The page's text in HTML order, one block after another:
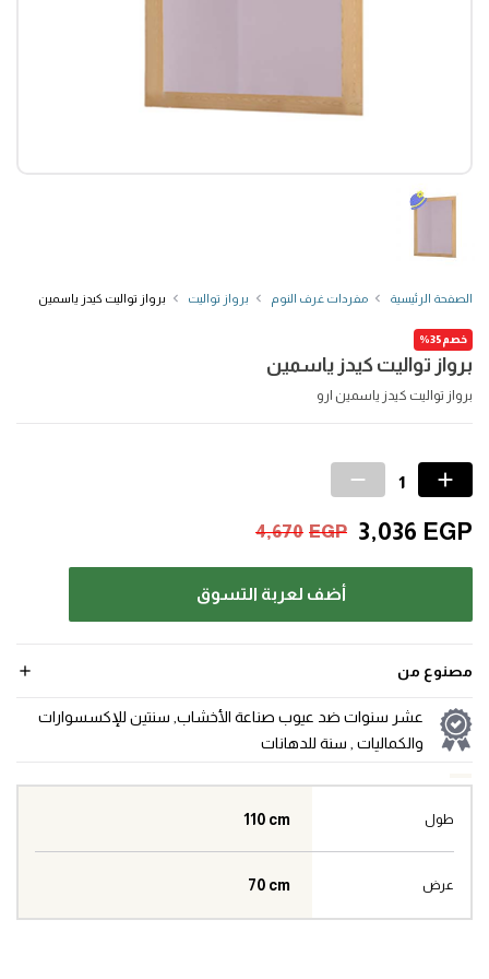
الصفحة الرئيسية مفردات غرف النوم برواز تواليت برواز تواليت كيدز ياسمين
برواز تواليت كيدز ياسمين
خصم35%
برواز تواليت كيدز ياسمين ارو
4,670 EGP 3,036 EGP
أضف لعربة التسوق
مصنوع من
عشر سنوات ضد عيوب صناعة الأخشاب, سنتين للإكسسوارات
والكماليات , سنة للدهانات
طول 110 cm
عرض 70 cm